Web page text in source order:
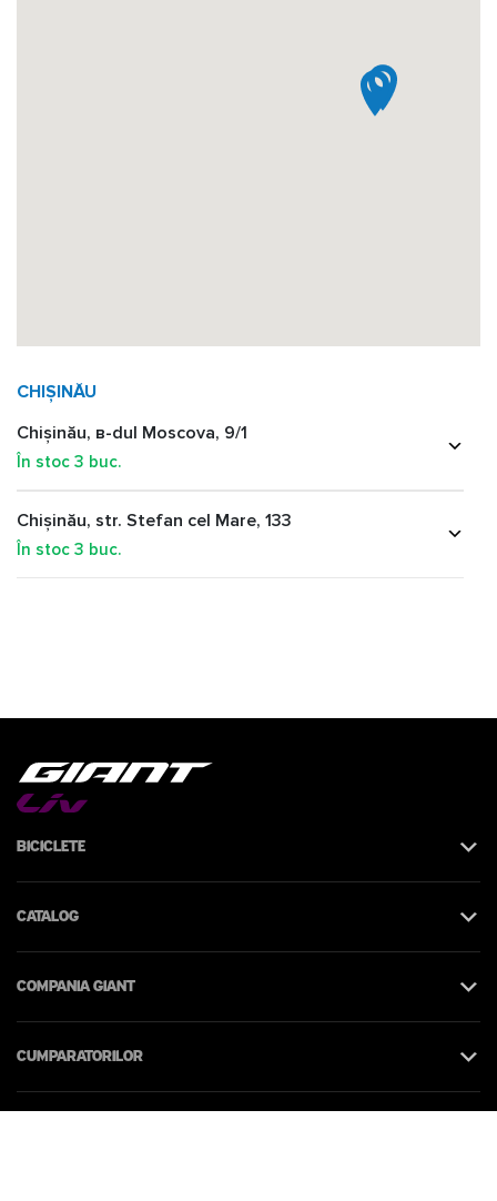
CHIȘINĂU
Chișinău, в-dul Moscova, 9/1
În stoc 3 buc.
Chișinău, str. Stefan cel Mare, 133
În stoc 3 buc.
Biciclete
Catalog
Compania Giant
Cumparatorilor